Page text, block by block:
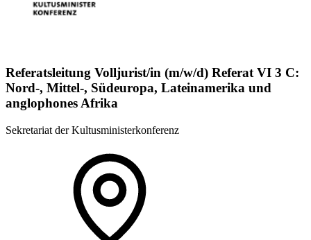
Referatsleitung Volljurist/in (m/w/d) Referat VI 3 C:
Nord-, Mittel-, Südeuropa, Lateinamerika und
anglophones Afrika
Sekretariat der Kultusministerkonferenz